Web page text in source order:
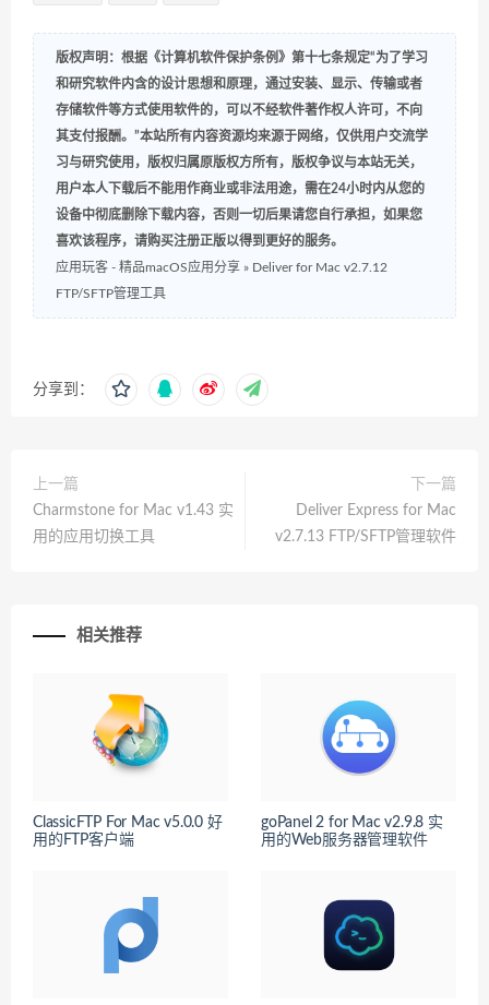
版权声明：根据《计算机软件保护条例》第十七条规定“为了学习
和研究软件内含的设计思想和原理，通过安装、显示、传输或者
存储软件等方式使用软件的，可以不经软件著作权人许可，不向
其支付报酬。”本站所有内容资源均来源于网络，仅供用户交流学
习与研究使用，版权归属原版权方所有，版权争议与本站无关，
用户本人下载后不能用作商业或非法用途，需在24小时内从您的
设备中彻底删除下载内容，否则一切后果请您自行承担，如果您
喜欢该程序，请购买注册正版以得到更好的服务。
应用玩客 - 精品macOS应用分享 » Deliver for Mac v2.7.12
FTP/SFTP管理工具
分享到：
上一篇
Charmstone for Mac v1.43 实
用的应用切换工具
下一篇
Deliver Express for Mac
v2.7.13 FTP/SFTP管理软件
相关推荐
ClassicFTP For Mac v5.0.0 好
用的FTP客户端
goPanel 2 for Mac v2.9.8 实
用的Web服务器管理软件